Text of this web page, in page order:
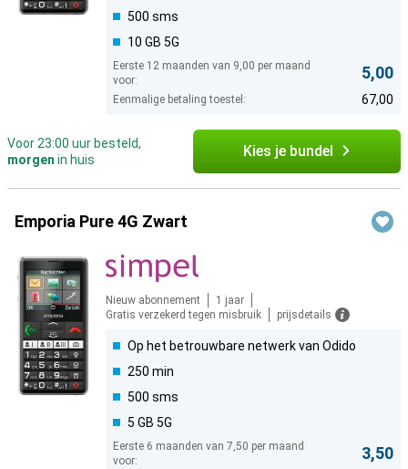
500 sms
10 GB 5G
Eerste 12 maanden van 9,00 per maand
voor:
5,00
Eenmalige betaling toestel: 67,00
Voor 23:00 uur besteld,
morgen in huis Kies je bundel
Emporia Pure 4G Zwart
Nieuw abonnement
1 jaar
Gratis verzekerd tegen misbruik
prijsdetails
Op het betrouwbare netwerk van Odido
250 min
500 sms
5 GB 5G
Eerste 6 maanden van 7,50 per maand
voor:
3,50